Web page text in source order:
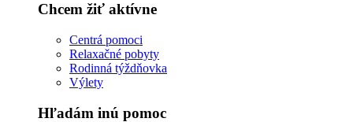
Chcem žiť aktívne
Centrá pomoci
Relaxačné pobyty
Rodinná týždňovka
Výlety
Hľadám inú pomoc